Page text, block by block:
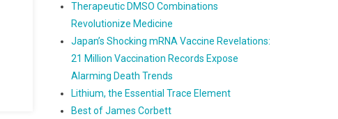
Therapeutic DMSO Combinations
Revolutionize Medicine
Japan’s Shocking mRNA Vaccine Revelations:
21 Million Vaccination Records Expose
Alarming Death Trends
Lithium, the Essential Trace Element
Best of James Corbett